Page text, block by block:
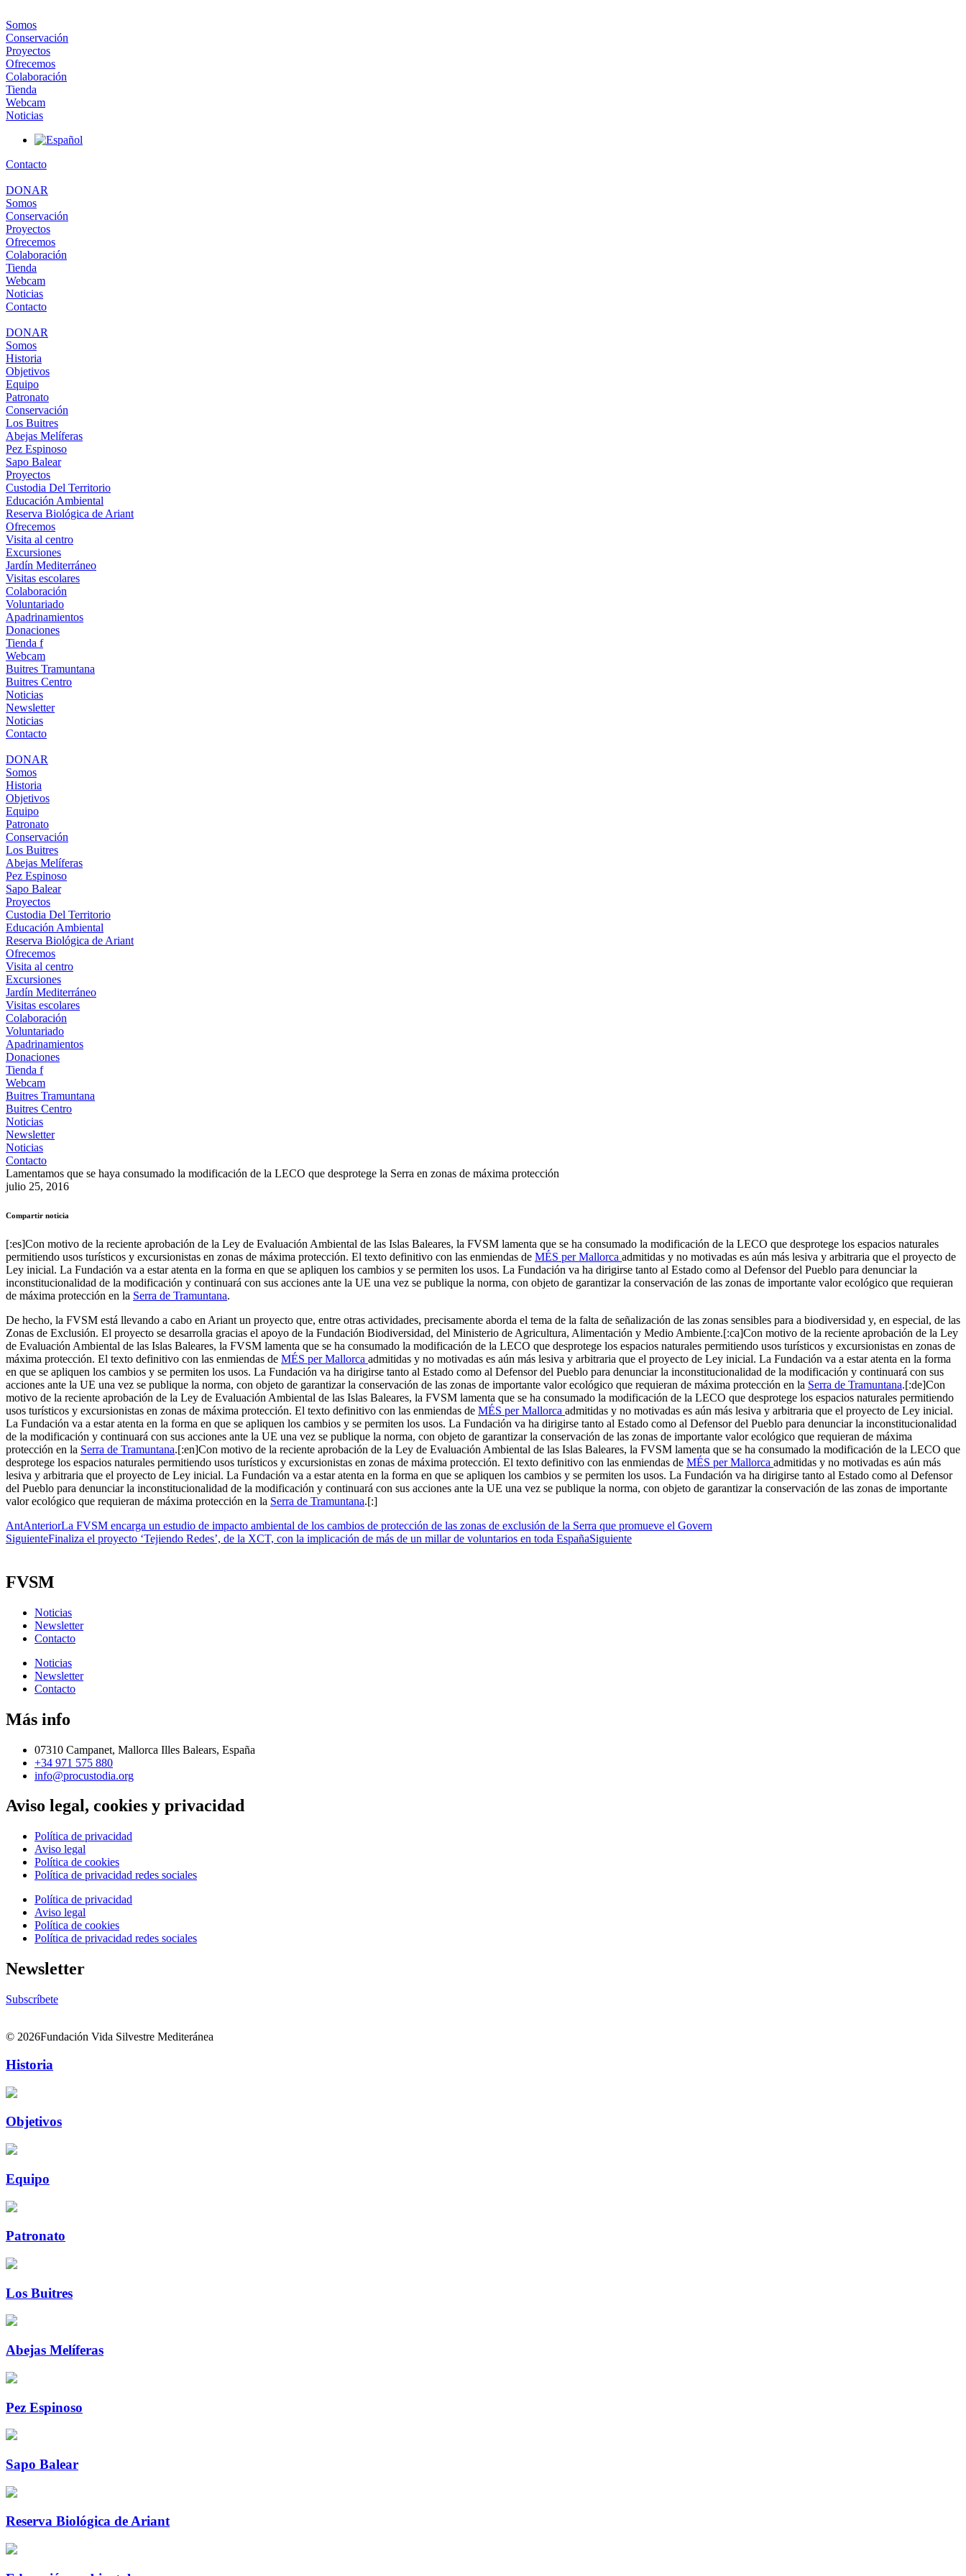
Somos
Conservación
Proyectos
Ofrecemos
Colaboración
Tienda
Webcam
Noticias
Contacto
DONAR
Somos
Conservación
Proyectos
Ofrecemos
Colaboración
Tienda
Webcam
Noticias
Contacto
DONAR
Somos
Historia
Objetivos
Equipo
Patronato
Conservación
Los Buitres
Abejas Melíferas
Pez Espinoso
Sapo Balear
Proyectos
Custodia Del Territorio
Educación Ambiental
Reserva Biológica de Ariant
Ofrecemos
Visita al centro
Excursiones
Jardín Mediterráneo
Visitas escolares
Colaboración
Voluntariado
Apadrinamientos
Donaciones
Tienda f
Webcam
Buitres Tramuntana
Buitres Centro
Noticias
Newsletter
Noticias
Contacto
DONAR
Somos
Historia
Objetivos
Equipo
Patronato
Conservación
Los Buitres
Abejas Melíferas
Pez Espinoso
Sapo Balear
Proyectos
Custodia Del Territorio
Educación Ambiental
Reserva Biológica de Ariant
Ofrecemos
Visita al centro
Excursiones
Jardín Mediterráneo
Visitas escolares
Colaboración
Voluntariado
Apadrinamientos
Donaciones
Tienda f
Webcam
Buitres Tramuntana
Buitres Centro
Noticias
Newsletter
Noticias
Contacto
Lamentamos que se haya consumado la modificación de la LECO que desprotege la Serra en zonas de máxima protección
julio 25, 2016
Compartir noticia
[:es]Con motivo de la reciente aprobación de la Ley de Evaluación Ambiental de las Islas Baleares, la FVSM lamenta que se ha consumado la modificación de la LECO que desprotege los espacios naturales
permitiendo usos turísticos y excursionistas en zonas de máxima protección. El texto definitivo con las enmiendas de MÉS per Mallorca admitidas y no motivadas es aún más lesiva y arbitraria que el proyecto de
Ley inicial. La Fundación va a estar atenta en la forma en que se apliquen los cambios y se permiten los usos. La Fundación va ha dirigirse tanto al Estado como al Defensor del Pueblo para denunciar la
inconstitucionalidad de la modificación y continuará con sus acciones ante la UE una vez se publique la norma, con objeto de garantizar la conservación de las zonas de importante valor ecológico que requieran
de máxima protección en la Serra de Tramuntana.
De hecho, la FVSM está llevando a cabo en Ariant un proyecto que, entre otras actividades, precisamente aborda el tema de la falta de señalización de las zonas sensibles para a biodiversidad y, en especial, de las
Zonas de Exclusión. El proyecto se desarrolla gracias el apoyo de la Fundación Biodiversidad, del Ministerio de Agricultura, Alimentación y Medio Ambiente.[:ca]Con motivo de la reciente aprobación de la Ley
de Evaluación Ambiental de las Islas Baleares, la FVSM lamenta que se ha consumado la modificación de la LECO que desprotege los espacios naturales permitiendo usos turísticos y excursionistas en zonas de
máxima protección. El texto definitivo con las enmiendas de MÉS per Mallorca admitidas y no motivadas es aún más lesiva y arbitraria que el proyecto de Ley inicial. La Fundación va a estar atenta en la forma
en que se apliquen los cambios y se permiten los usos. La Fundación va ha dirigirse tanto al Estado como al Defensor del Pueblo para denunciar la inconstitucionalidad de la modificación y continuará con sus
acciones ante la UE una vez se publique la norma, con objeto de garantizar la conservación de las zonas de importante valor ecológico que requieran de máxima protección en la Serra de Tramuntana.[:de]Con
motivo de la reciente aprobación de la Ley de Evaluación Ambiental de las Islas Baleares, la FVSM lamenta que se ha consumado la modificación de la LECO que desprotege los espacios naturales permitiendo
usos turísticos y excursionistas en zonas de máxima protección. El texto definitivo con las enmiendas de MÉS per Mallorca admitidas y no motivadas es aún más lesiva y arbitraria que el proyecto de Ley inicial.
La Fundación va a estar atenta en la forma en que se apliquen los cambios y se permiten los usos. La Fundación va ha dirigirse tanto al Estado como al Defensor del Pueblo para denunciar la inconstitucionalidad
de la modificación y continuará con sus acciones ante la UE una vez se publique la norma, con objeto de garantizar la conservación de las zonas de importante valor ecológico que requieran de máxima
protección en la Serra de Tramuntana.[:en]Con motivo de la reciente aprobación de la Ley de Evaluación Ambiental de las Islas Baleares, la FVSM lamenta que se ha consumado la modificación de la LECO que
desprotege los espacios naturales permitiendo usos turísticos y excursionistas en zonas de máxima protección. El texto definitivo con las enmiendas de MÉS per Mallorca admitidas y no motivadas es aún más
lesiva y arbitraria que el proyecto de Ley inicial. La Fundación va a estar atenta en la forma en que se apliquen los cambios y se permiten los usos. La Fundación va ha dirigirse tanto al Estado como al Defensor
del Pueblo para denunciar la inconstitucionalidad de la modificación y continuará con sus acciones ante la UE una vez se publique la norma, con objeto de garantizar la conservación de las zonas de importante
valor ecológico que requieran de máxima protección en la Serra de Tramuntana.[:]
AntAnteriorLa FVSM encarga un estudio de impacto ambiental de los cambios de protección de las zonas de exclusión de la Serra que promueve el Govern
SiguienteFinaliza el proyecto ‘Tejiendo Redes’, de la XCT, con la implicación de más de un millar de voluntarios en toda EspañaSiguiente
FVSM
Noticias
Newsletter
Contacto
Noticias
Newsletter
Contacto
Más info
07310 Campanet, Mallorca Illes Balears, España
+34 971 575 880
info@procustodia.org
Aviso legal, cookies y privacidad
Política de privacidad
Aviso legal
Política de cookies
Política de privacidad redes sociales
Política de privacidad
Aviso legal
Política de cookies
Política de privacidad redes sociales
Newsletter
Subscríbete
© 2026Fundación Vida Silvestre Mediteránea
Historia
Objetivos
Equipo
Patronato
Los Buitres
Abejas Melíferas
Pez Espinoso
Sapo Balear
Reserva Biológica de Ariant